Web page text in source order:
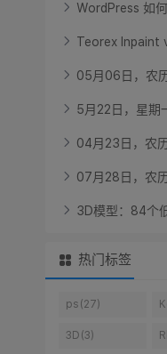
Word Press 如何
Teorex npaint
05月 06 日 ， 农
5月 22 日 ， 星期
04月 23 日 ， 农
07月 28 日 ， 农
3D模型： 84个
热门标签
ps(27)
3D(3)